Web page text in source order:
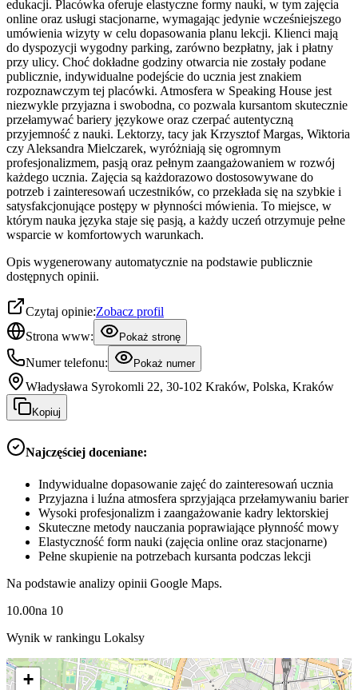
edukacji. Placówka oferuje elastyczne formy nauki, w tym zajęcia
online oraz usługi stacjonarne, wymagając jedynie wcześniejszego
umówienia wizyty w celu dopasowania planu lekcji. Klienci mają
do dyspozycji wygodny parking, zarówno bezpłatny, jak i płatny
przy ulicy. Choć dokładne godziny otwarcia nie zostały podane
publicznie, indywidualne podejście do ucznia jest znakiem
rozpoznawczym tej placówki. Atmosfera w Speaking House jest
niezwykle przyjazna i swobodna, co pozwala kursantom skutecznie
przełamywać bariery językowe oraz czerpać autentyczną
przyjemność z nauki. Lektorzy, tacy jak Krzysztof Margas, Wiktoria
czy Aleksandra Mielczarek, wyróżniają się ogromnym
profesjonalizmem, pasją oraz pełnym zaangażowaniem w rozwój
każdego ucznia. Zajęcia są każdorazowo dostosowywane do
potrzeb i zainteresowań uczestników, co przekłada się na szybkie i
satysfakcjonujące postępy w płynności mówienia. To miejsce, w
którym nauka języka staje się pasją, a każdy uczeń otrzymuje pełne
wsparcie w komfortowych warunkach.
Opis wygenerowany automatycznie na podstawie publicznie
dostępnych opinii.
Czytaj opinie:Zobacz profil
Strona www:
Pokaż stronę
Numer telefonu: Pokaż numer
Władysława Syrokomli 22, 30-102 Kraków, Polska, Kraków
Kopiuj
Najczęściej doceniane:
Indywidualne dopasowanie zajęć do zainteresowań ucznia
Przyjazna i luźna atmosfera sprzyjająca przełamywaniu barier
Wysoki profesjonalizm i zaangażowanie kadry lektorskiej
Skuteczne metody nauczania poprawiające płynność mowy
Elastyczność form nauki (zajęcia online oraz stacjonarne)
Pełne skupienie na potrzebach kursanta podczas lekcji
Na podstawie analizy opinii Google Maps.
10.00na 10
Wynik w rankingu Lokalsy
+